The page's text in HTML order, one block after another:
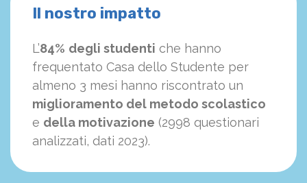
Il nostro impatto
L’84% degli studenti che hanno
frequentato Casa dello Studente per
almeno 3 mesi hanno riscontrato un
miglioramento del metodo scolastico
e della motivazione (2998 questionari
analizzati, dati 2023).